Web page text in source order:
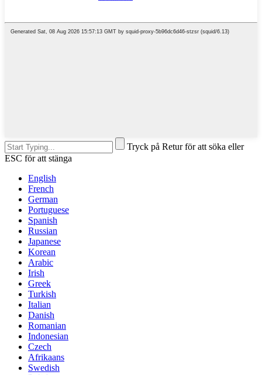
Tryck på Retur för att söka eller
ESC för att stänga
English
French
German
Portuguese
Spanish
Russian
Japanese
Korean
Arabic
Irish
Greek
Turkish
Italian
Danish
Romanian
Indonesian
Czech
Afrikaans
Swedish